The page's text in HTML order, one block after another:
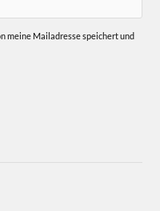
meine Mailadresse speichert und